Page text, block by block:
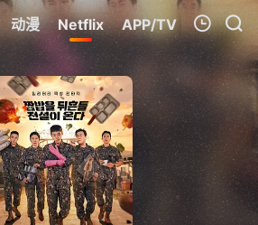
动漫 Netflix APP/TV
我的观影记录
暂无观看影片的记录